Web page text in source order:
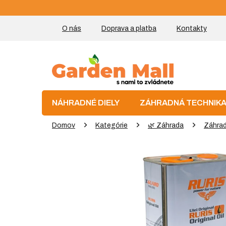
na
O nás Doprava a platba Kontakty
NÁHRADNÉ DIELY ZÁHRADNÁ TECHNIKA
Domov Kategórie 🌿 Záhrada